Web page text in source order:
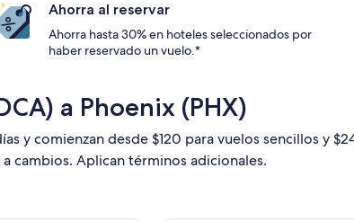
Ahorra al reservar
Ahorra hasta 30% en hoteles seleccionados por
haber reservado un vuelo.*
a Phoenix (PHX)
y comienzan desde $120 para vuelos sencillos y
cambios. Aplican términos adicionales.